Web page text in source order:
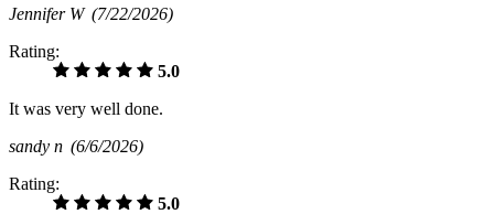
Jennifer W (7/22/2026)
Rating:
5.0
It was very well done.
sandy n (6/6/2026)
Rating:
5.0